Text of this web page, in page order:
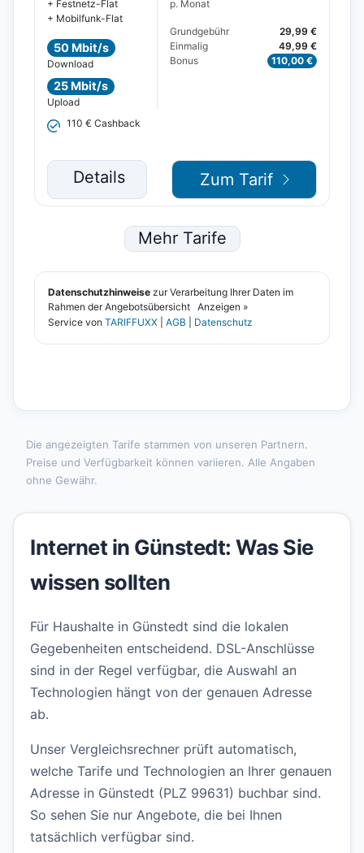
Die angezeigten Tarife stammen von unseren Partnern.
Preise und Verfügbarkeit können variieren. Alle Angaben
ohne Gewähr.
Internet in Günstedt: Was Sie
wissen sollten
Für Haushalte in Günstedt sind die lokalen
Gegebenheiten entscheidend. DSL-Anschlüsse
sind in der Regel verfügbar, die Auswahl an
Technologien hängt von der genauen Adresse
ab.
Unser Vergleichsrechner prüft automatisch,
welche Tarife und Technologien an Ihrer genauen
Adresse in Günstedt (PLZ 99631) buchbar sind.
So sehen Sie nur Angebote, die bei Ihnen
tatsächlich verfügbar sind.